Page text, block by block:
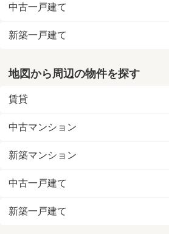
中古一戸建て
新築一戸建て
地図から周辺の物件を探す
賃貸
中古マンション
新築マンション
中古一戸建て
新築一戸建て